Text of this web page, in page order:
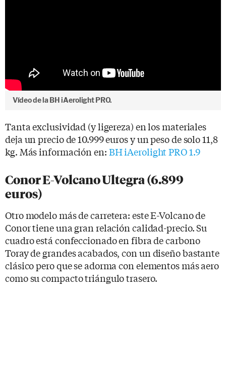
Vídeo de la BH iAerolight PRO.
Tanta exclusividad (y ligereza) en los materiales
deja un precio de 10.999 euros y un peso de solo 11,8
kg. Más información en:BH iAerolight PRO 1.9
Conor E-Volcano Ultegra (6.899
euros)
Otro modelo más de carretera: este E-Volcano de
Conor tiene una gran relación calidad-precio. Su
cuadro está confeccionado en fibra de carbono
Toray de grandes acabados, con un diseño bastante
clásico pero que se adorma con elementos más aero
como su compacto triángulo trasero.